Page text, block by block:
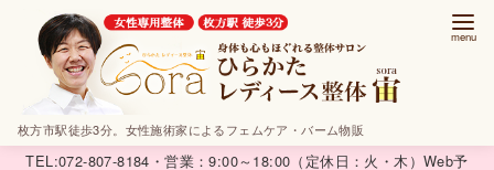
枚方市駅徒歩3分。女性施術家によるフェムケア・バーム物販
TEL:072-807-8184・営業：9:00～18:00（定休日：火・木）Web予